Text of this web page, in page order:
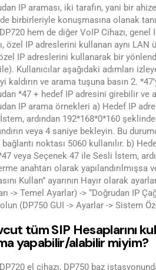
IP araması, iki tarafın, yani bir
birbirleriyle konuşmasına olanak
hem de diğer VoIP Cihazı,
özel IP adreslerini kullanan aynı
IP adreslerini kullanarak bir
Kullanıcılar aşağıdaki adımları
kaldırın ve arama tuşuna basın 2.
*47 + hedef IP adresini girebilir ve
IP arama örnekleri a) Hedef IP
ardından 192*168*0*160
veya 4 saniye bekleyin. Bu
bağlantı noktası 5060 kullanılır. b)
veya Seçenek 47 ile Sesli İstem,
anahtarı olarak
Kullan” ayarının Hayır olarak
-> Temel Ayarlar) -> “Doğrudan IP
(DP750 GUI -> Ayarlar -> Sistem
tüm SIP Hesaplarını
yapabilir/alabilir miyim?
el cihazı, DP750 baz